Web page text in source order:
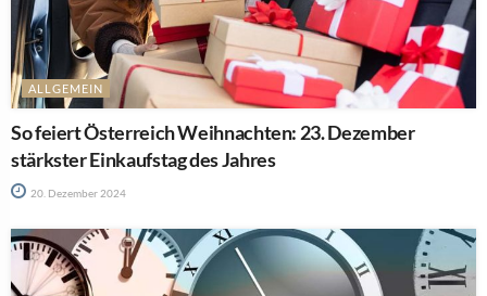
ALLGEMEIN
So feiert Österreich Weihnachten: 23. Dezember
stärkster Einkaufstag des Jahres
20. Dezember 2024